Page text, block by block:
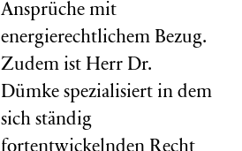
Ansprüche mit
energierechtlichem Bezug.
Zudem ist Herr Dr.
Dümke spezialisiert in dem
sich ständig